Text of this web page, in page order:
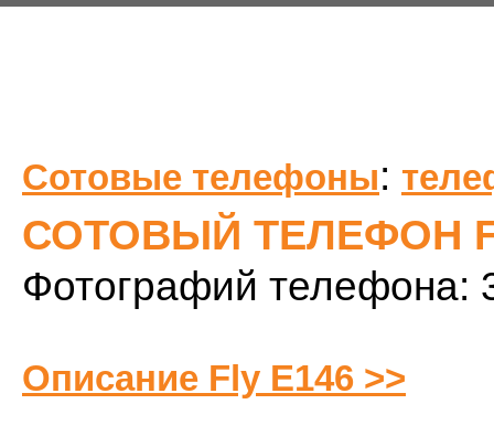
Сотовые телефоны:
СОТОВЫЙ ТЕЛЕФОН
Фотографий телефона:
Описание Fly E146 >>